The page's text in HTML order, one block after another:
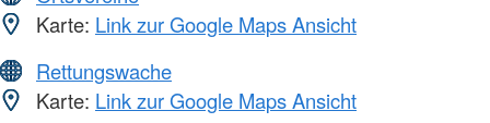
Karte: Link zur Google Maps Ansicht
Rettungswache
Karte: Link zur Google Maps Ansicht